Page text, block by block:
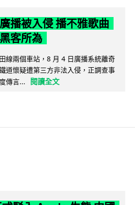
播被入侵 播不雅歌曲
客所為
線兩個車站，8 月 4 日廣播系統離奇
道懷疑遭第三方非法入侵，正調查事
傳言...
閱讀全文